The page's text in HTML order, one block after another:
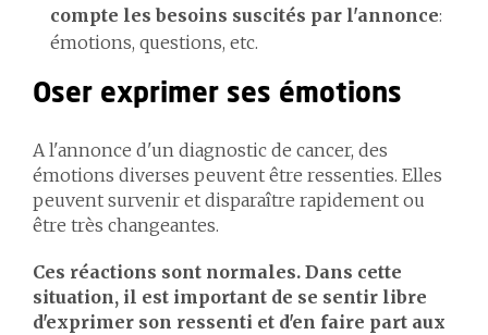
compte les besoins suscités par l'annonce:
émotions, questions, etc.
Oser exprimer ses émotions
A l'annonce d'un diagnostic de cancer, des
émotions diverses peuvent être ressenties. Elles
peuvent survenir et disparaître rapidement ou
être très changeantes.
Ces réactions sont normales. Dans cette
situation, il est important de se sentir libre
d'exprimer son ressenti et d'en faire part aux